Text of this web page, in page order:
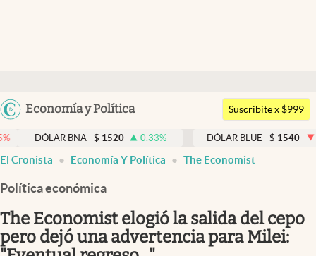
Argentina
Uruguay
Economía y Política
Members
Economía y Política
Finanzas y Mercados
Mercados Online
Negocios
Columnistas
Suscribite x $999
BNA $ 1520 0.33% DÓLAR BLUE $ 1540 -0.32%
El Cronista Economía Y Política The Economist
Política económica
The Economist elogió la salida del cepo
pero dejó una advertencia para Milei: